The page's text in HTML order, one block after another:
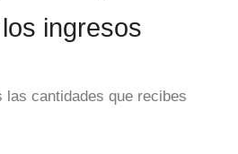
ingresos
las cantidades que recibes